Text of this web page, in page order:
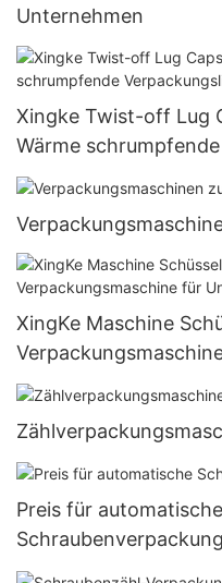
Unternehmen
Xingke Twist-off Lug
Wärme
XingKe Maschine
Preis für automatische